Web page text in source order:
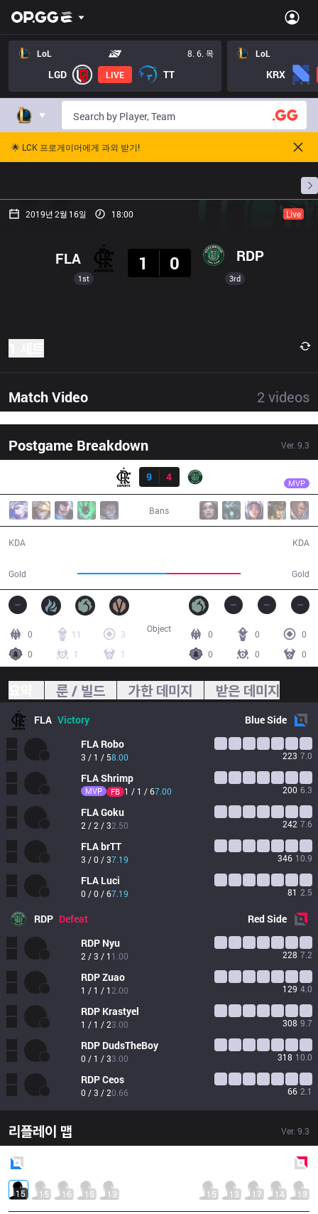
LoL 8. 6. 목
LGD LIVE TT
LoL
KRX
🌟 LCK 프로게이머에게 과외 받기!
프로빌
2019년 2월 16일 18:00 Live
1st
FLA
1
0 RDP
3rd
Match Video 2 videos
Postgame Breakdown Ver. 9.3
9
4 MVP
Bans
KDA
Gold Gold
KDA
0 11
3
0
1 1
0 0
0
0
0 0
Object
룬 / 빌드 가한 데미지 받은 데미지
FLA Victory BlueSide
FLA Robo
3 / 1 / 58.00 223 7.0
FLAShrimp
MVP FB 1 / 1 / 67.00 200 6.3
FLAGoku
2 / 2 / 32.50 242 7.6
FLAbrTT
3 / 0 / 37.19 346 10.9
FLA Luci
0 / 0 / 67.19 81 2.5
RDP Defeat RedSide
RDP Nyu
2 / 3 / 1 1.00 228 7.2
RDPZuao
1 / 1 / 1 2.00 129 4.0
RDP Krastyel
1 / 1 / 23.00 308 9.7
RDP DudsTheBoy
0 / 1 / 33.00 318 10.0
RDPCeos
0 / 3 / 20.66 66 2.1
리플레이 맵 Ver. 9.3
15 15 16 15 13 15 13 17 14 13